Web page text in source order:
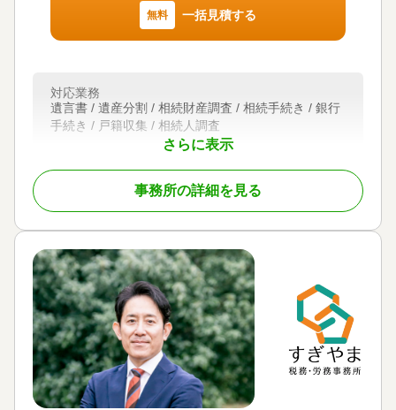
無料 一括見積する
さらに表示
対応業務
遺言書 / 遺産分割 / 相続財産調査 / 相続手続き / 銀行
手続き / 戸籍収集 / 相続人調査
初回相談無料
事務所の詳細を見る